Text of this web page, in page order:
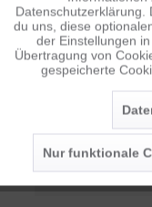
Persönliche
Personalisierung
Service
Datenschutzerklärung.
du uns, diese
der Einstellungen
Übertragung von
gespeicherte
Nur funktionale